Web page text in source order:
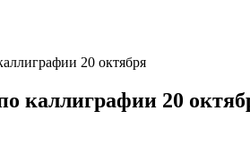
20 октября
каллиграфии 20